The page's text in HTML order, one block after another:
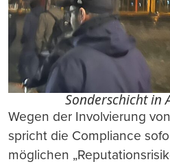
Sonderschicht in
Wegen der Involvierung
spricht die Compliance
möglichen